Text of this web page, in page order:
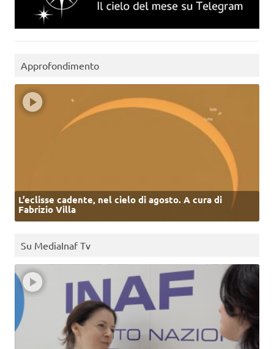
Approfondimento
L’eclisse cadente, nel cielo di agosto. A cura di
Fabrizio Villa
Su MediaInaf Tv